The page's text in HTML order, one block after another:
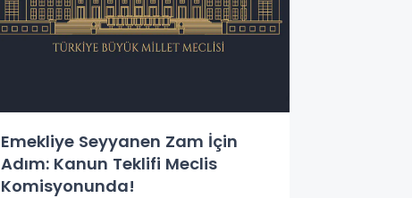
Emekliye Seyyanen Zam İçin
Adım: Kanun Teklifi Meclis
Komisyonunda!